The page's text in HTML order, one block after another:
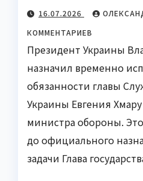
16.07.2026
КОММЕНТАРИЕВ
Президент Украины
назначил временно
обязанности главы
Украины Евгения
министра обороны.
до официального
задачи Глава